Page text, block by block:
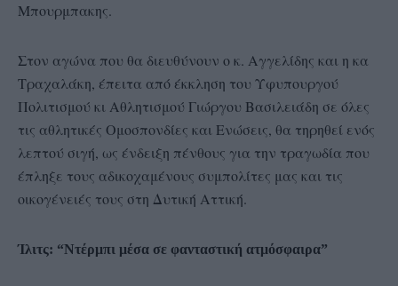
Μπουρμπακης.
Στον αγώνα που θα διευθύνουν ο κ. Αγγελίδης και η κα
Τραχαλάκη, έπειτα από έκκληση του Υφυπουργού
Πολιτισμού κι Αθλητισμού Γιώργου Βασιλειάδη σε όλες
τις αθλητικές Ομοσπονδίες και Ενώσεις, θα τηρηθεί ενός
λεπτού σιγή, ως ένδειξη πένθους για την τραγωδία που
έπληξε τους αδικοχαμένους συμπολίτες μας και τις
οικογένειές τους στη Δυτική Αττική.
Ίλιτς: “Ντέρμπι μέσα σε φανταστική ατμόσφαιρα”